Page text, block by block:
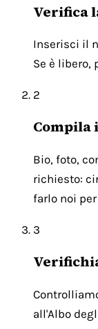
Verifica
Inserisci il
Se è libero,
2
Compila
Bio, foto,
richiesto:
farlo noi per
3
all'Albo